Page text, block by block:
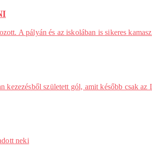
A pályán és az iskolában is sikeres
született gól, amit később csak
neki